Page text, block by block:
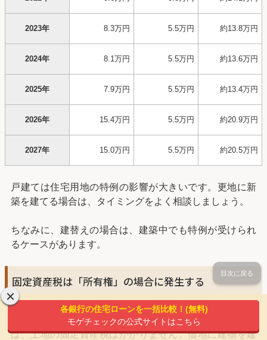
2023年 8.3万円 5.5万円 約13.8万円
2024年 8.1万円 5.5万円 約13.6万円
2025年 7.9万円 5.5万円 約13.4万円
2026年 15.4万円 5.5万円 約20.9万円
2027年 15.0万円 5.5万円 約20.5万円
戸建ては住宅用地の特例の影響が大きいです。更地に新
築を建てる場合は、タイミングをよく相談しましょう。
ちなみに、建替えの場合は、建築中でも特例が受けられ
るケースがあります。
固定資産税は「所有権」の場合に発生する
固定資産税は所有者が支払うため、土地が借地の場合
は、土地の固定資産税はかかりません。借地に建物を建
各銀行の住宅ローンを一括比較！(無料)
モゲチェックの公式サイトはこちら
目次に戻る